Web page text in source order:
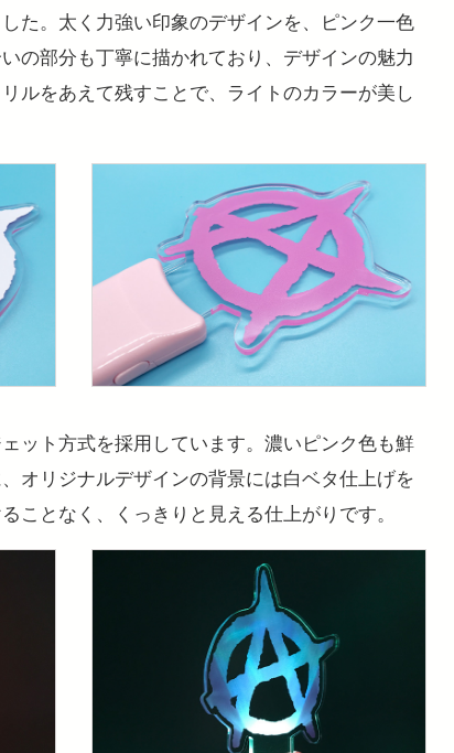
た。太く力強い印象のデザインを、ピンク一色
の部分も丁寧に描かれており、デザインの魅力
ルをあえて残すことで、ライトのカラーが美し
ット方式を採用しています。濃いピンク色も鮮
オリジナルデザインの背景には白ベタ仕上げを
ことなく、くっきりと見える仕上がりです。